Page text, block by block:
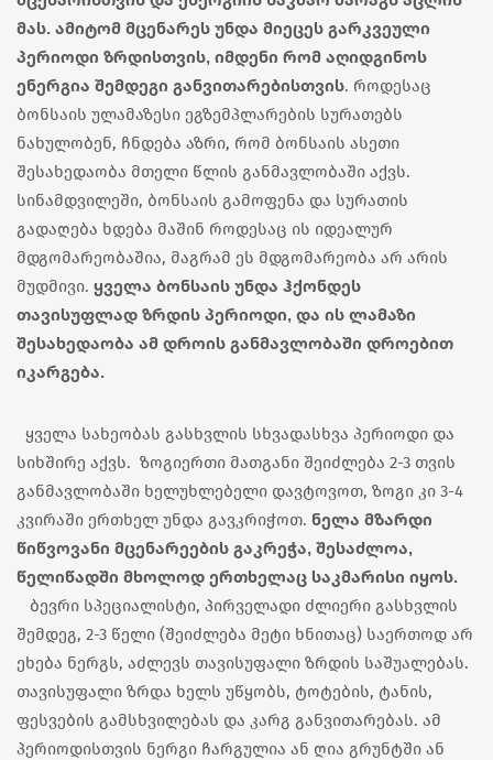
მას. ამიტომ მცენარეს უნდა მიეცეს გარკვეული
პერიოდი ზრდისთვის, იმდენი რომ აღიდგინოს
ენერგია შემდეგი განვითარებისთვის. როდესაც
ბონსაის ულამაზესი ეგზემპლარების სურათებს
ნახულობენ, ჩნდება აზრი, რომ ბონსაის ასეთი
შესახედაობა მთელი წლის განმავლობაში აქვს.
სინამდვილეში, ბონსაის გამოფენა და სურათის
გადაღება ხდება მაშინ როდესაც ის იდეალურ
მდგომარეობაშია, მაგრამ ეს მდგომარეობა არ არის
მუდმივი. ყველა ბონსაის უნდა ჰქონდეს
თავისუფლად ზრდის პერიოდი, და ის ლამაზი
შესახედაობა ამ დროის განმავლობაში დროებით
იკარგება.
ყველა სახეობას გასხვლის სხვადასხვა პერიოდი და
სიხშირე აქვს. ზოგიერთი მათგანი შეიძლება 2-3 თვის
განმავლობაში ხელუხლებელი დავტოვოთ, ზოგი კი 3-4
კვირაში ერთხელ უნდა გავკრიჭოთ. ნელა მზარდი
წიწვოვანი მცენარეების გაკრეჭა, შესაძლოა,
წელიწადში მხოლოდ ერთხელაც საკმარისი იყოს.
ბევრი სპეციალისტი, პირველადი ძლიერი გასხვლის
შემდეგ, 2-3 წელი (შეიძლება მეტი ხნითაც) საერთოდ არ
ეხება ნერგს, აძლევს თავისუფალი ზრდის საშუალებას.
თავისუფალი ზრდა ხელს უწყობს, ტოტების, ტანის,
ფესვების გამსხვილებას და კარგ განვითარებას. ამ
პერიოდისთვის ნერგი ჩარგულია ან ღია გრუნტში ან